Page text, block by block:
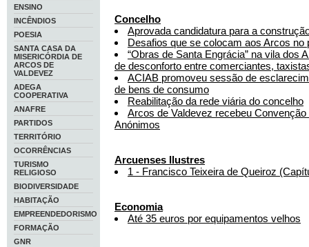
ENSINO
INCÊNDIOS
POESIA
SANTA CASA DA
MISERICÓRDIA DE
ARCOS DE
VALDEVEZ
ADEGA
COOPERATIVA
ANAFRE
PARTIDOS
TERRITÓRIO
OCORRÊNCIAS
TURISMO
RELIGIOSO
BIODIVERSIDADE
HABITAÇÃO
EMPREENDEDORISMO
FORMAÇÃO
GNR
Concelho
Aprovada candidatura para a
Desafios que se colocam aos Arcos no
“Obras de Santa Engrácia” na vila dos
de desconforto entre comerciantes,
ACIAB promoveu sessão de
de bens de consumo
Reabilitação da rede viária do concelho
Arcos de Valdevez recebeu
Anónimos
Arcuenses Ilustres
1 - Francisco Teixeira de Queiroz
Economia
Até 35 euros por equipamentos velhos